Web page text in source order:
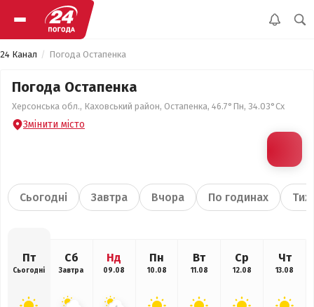
24 Канал Погода Остапенка
Погода Остапенка
Херсонська обл., Каховський район, Остапенка, 46.7°Пн, 34.03°Сх
Змінити місто
Сьогодні Завтра Вчора По годинах
Пт
Сьогодні
Сб
Завтра
Нд
09.08
Пн
10.08
Вт
11.08
Ср
12.08
Чт
13.08